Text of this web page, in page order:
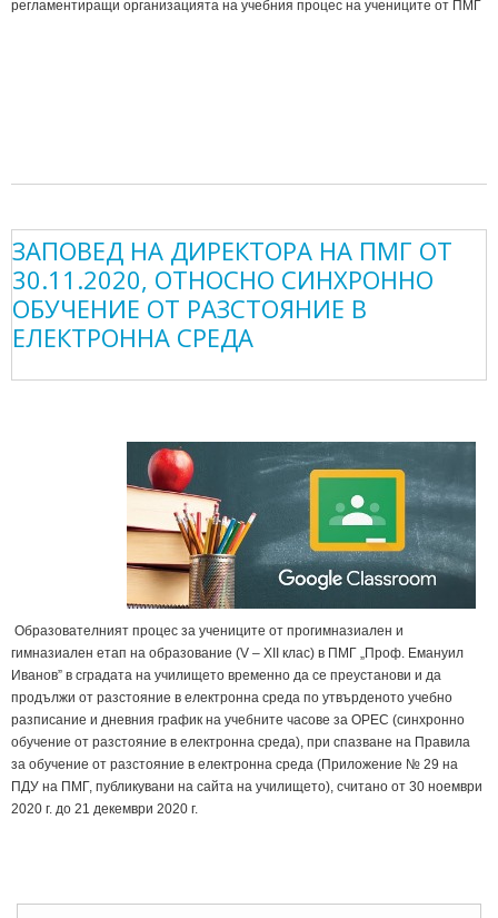
регламентиращи организацията на учебния процес на учениците от ПМГ
ЗАПОВЕД НА ДИРЕКТОРА НА ПМГ ОТ
30.11.2020, ОТНОСНО СИНХРОННО
ОБУЧЕНИЕ ОТ РАЗСТОЯНИЕ В
ЕЛЕКТРОННА СРЕДА
Образователният процес за учениците от прогимназиален и
гимназиален етап на образование (V – XII клас) в ПМГ „Проф. Емануил
Иванов” в сградата на училището временно да се преустанови и да
продължи от разстояние в електронна среда по утвърденото учебно
разписание и дневния график на учебните часове за ОРЕС (синхронно
обучение от разстояние в електронна среда), при спазване на Правила
за обучение от разстояние в електронна среда (Приложение № 29 на
ПДУ на ПМГ, публикувани на сайта на училището), считано от 30 ноември
2020 г. до 21 декември 2020 г.